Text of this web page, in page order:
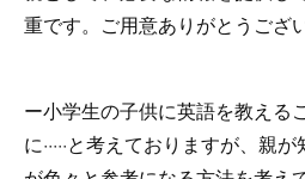
重です。ご用意ありがとうござ
ー小学生の子供に英語を教える
に·····と考えておりますが、親